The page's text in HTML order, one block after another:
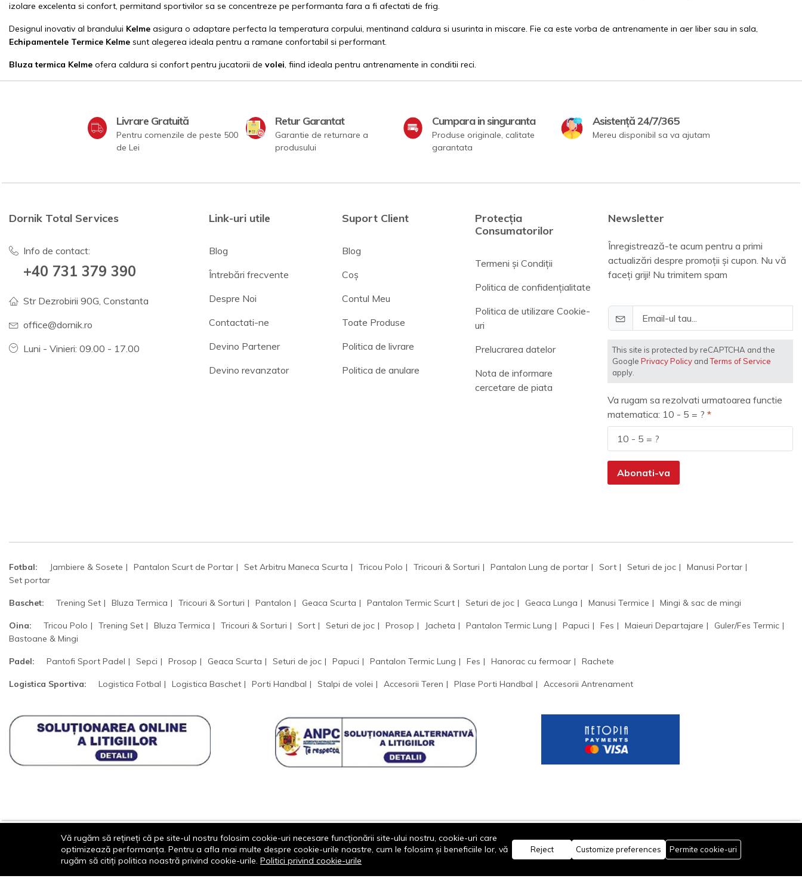
izolare excelenta si confort, permitand sportivilor sa se concentreze pe performanta fara a fi afectati de frig.
Designul inovativ al brandului Kelme asigura o adaptare perfecta la temperatura corpului, mentinand caldura si usurinta in miscare. Fie ca este vorba de antrenamente in aer liber sau in sala,
Echipamentele Termice Kelme sunt alegerea ideala pentru a ramane confortabil si performant.
Bluza termica Kelme ofera caldura si confort pentru jucatorii de volei, fiind ideala pentru antrenamente in conditii reci.
Livrare Gratuită
Pentru comenzile de peste 500
de Lei
Retur Garantat
Garantie de returnare a
produsului
Cumpara in singuranta
Produse originale, calitate
garantata
Asistență 24/7/365
Mereu disponibil sa va ajutam
Dornik Total Services
Info de contact:
+40 731 379 390
Str Dezrobirii 90G, Constanta
office@dornik.ro
Luni - Vinieri: 09.00 - 17.00
Link-uri utile
Blog
Întrebări frecvente
Despre Noi
Contactati-ne
Devino Partener
Devino revanzator
Suport Client
Blog
Coș
Contul Meu
Toate Produse
Politica de livrare
Politica de anulare
Protecția
Consumatorilor
Termeni și Condiții
Politica de confidențialitate
Politica de utilizare Cookie-
uri
Prelucrarea datelor
Nota de informare
cercetare de piata
Newsletter
Înregistrează-te acum pentru a primi
actualizări despre promoții și cupon. Nu vă
faceți griji! Nu trimitem spam
This site is protected by reCAPTCHA and the
Google Privacy PolicyandTerms of Service
apply.
Va rugam sa rezolvati urmatoarea functie
matematica: 10 - 5 = ?
Abonati-va
Fotbal: Jambiere & Sosete Pantalon Scurt de Portar Set Arbitru Maneca Scurta Tricou Polo Tricouri & Sorturi Pantalon Lung de portar Sort Seturi de joc
Manusi Portar
Set portar
Baschet: Trening Set Bluza Termica Tricouri & Sorturi Pantalon Geaca Scurta Pantalon Termic Scurt Seturi de joc Geaca Lunga Manusi Termice Mingi & sac de mingi
Oina: Tricou Polo Trening Set Bluza Termica Tricouri & Sorturi Sort Seturi de joc Prosop Jacheta Pantalon Termic Lung Papuci Fes Maieuri Departajare
Guler/Fes Termic
Bastoane & Mingi
Padel: Pantofi Sport Padel Sepci Prosop Geaca Scurta Seturi de joc Papuci Pantalon Termic Lung Fes Hanorac cu fermoar Rachete
Logistica Sportiva: Logistica Fotbal Logistica Baschet Porti Handbal Stalpi de volei Accesorii Teren Plase Porti Handbal Accesorii Antrenament
© 2013-2026 - Dornik Total Services S.R.L. CUI
32211812 Reg.Com. J13/1996/2013, Str.
Transilvaniei, Nr. 19A
Rămâi conectat:
Vă rugăm să rețineți că pe site-ul nostru folosim cookie-uri necesare funcționării site-ului nostru, cookie-uri care
optimizează performanța. Pentru a afla mai multe despre cookie-urile noastre, cum le folosim și beneficiile lor, vă
rugăm să citiți politica noastră privind cookie-urile. Politici privind cookie-urile
Reject Customize preferences Permite cookie-uri